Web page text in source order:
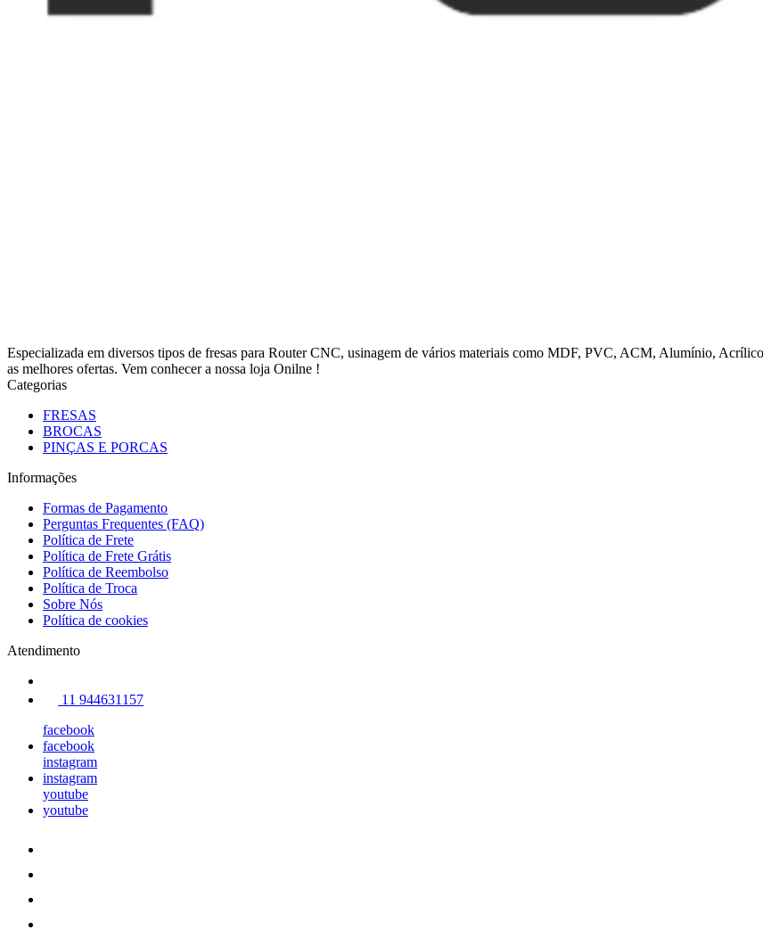
Especializada em diversos tipos de fresas para Router CNC, usinagem de vários materiais como MDF, PVC, ACM, Alumínio,
as melhores ofertas. Vem conhecer a nossa loja Onilne !
Categorias
FRESAS
BROCAS
PINÇAS E PORCAS
Informações
Formas de Pagamento
Perguntas Frequentes (FAQ)
Política de Frete
Política de Frete Grátis
Política de Reembolso
Política de Troca
Sobre Nós
Política de cookies
Atendimento
11 944631157
facebook
facebook
instagram
instagram
youtube
youtube